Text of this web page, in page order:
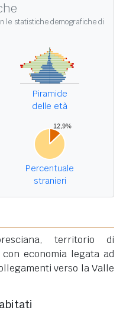
le statistiche demografiche di
Piramide
delle età
Percentuale
stranieri
territorio di
economia legata ad
verso la Valle